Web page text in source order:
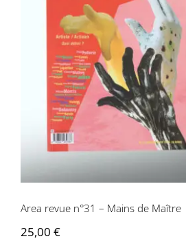
Area revue n°31 –
Area revue n°31 – Mains de Maître
25,00 €